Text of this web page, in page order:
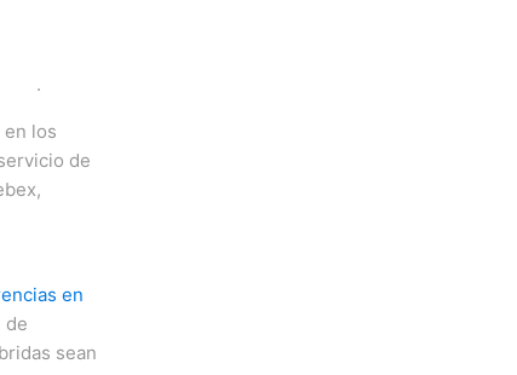
.
los
de
en
de
sean